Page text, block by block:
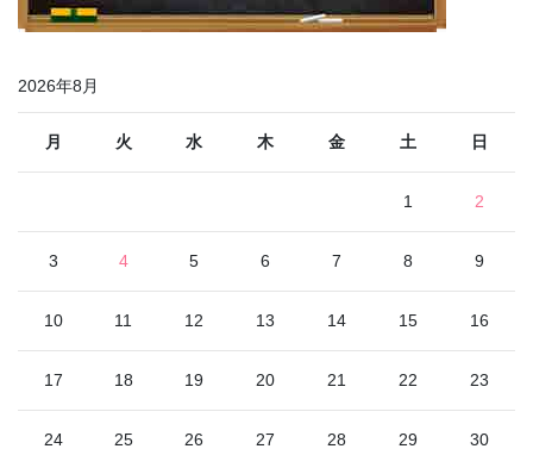
2026年8月
月 火 水 木 金 土 日
1 2
3 4 5 6 7 8 9
10 11 12 13 14 15 16
17 18 19 20 21 22 23
24 25 26 27 28 29 30